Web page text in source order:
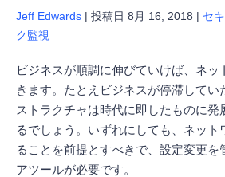
Jeff Edwards | 投稿日 8月 16, 2018 | セ
ク監視
ビジネスが順調に伸びていけば、ネッ
きます。たとえビジネスが停滞してい
ストラクチャは時代に即したものに発
るでしょう。いずれにしても、ネット
ることを前提とすべきで、設定変更を
アツールが必要です。